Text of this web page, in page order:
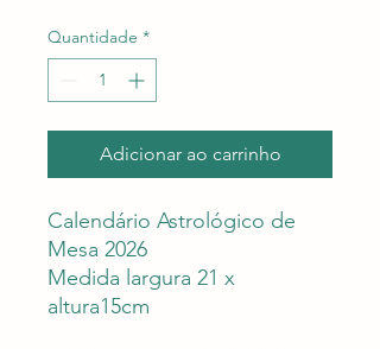
Quantidade *
Adicionar ao carrinho
Calendário Astrológico de
Mesa 2026
Medida largura 21 x
altura15cm